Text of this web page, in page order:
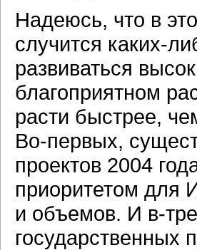
Надеюсь, что в
случится каких-
развиваться
благоприятном
расти быстрее,
Во-первых,
проектов 2004
приоритетом для
и объемов. И в-
государственных